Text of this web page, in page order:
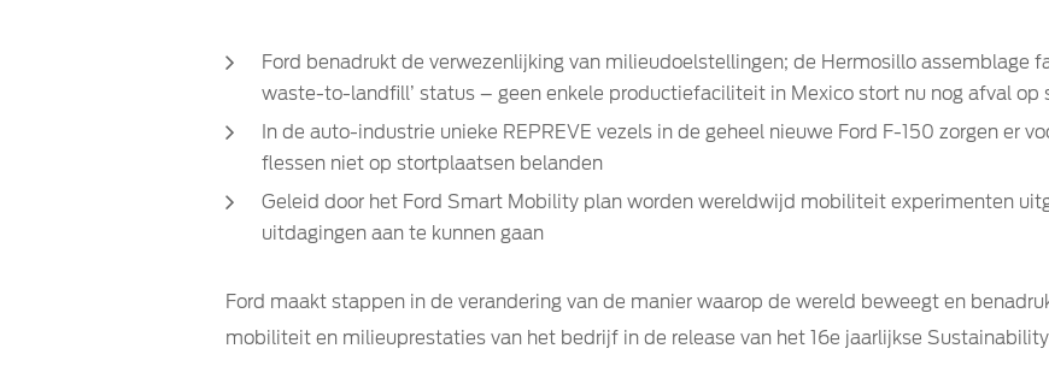
Ford benadrukt de verwezenlijking van milieudoelstellingen; de Hermosillo assemblage
waste-to-landfill’ status – geen enkele productiefaciliteit in Mexico stort nu nog afval op
In de auto-industrie unieke REPREVE vezels in de geheel nieuwe Ford F-150 zorgen er
flessen niet op stortplaatsen belanden
Geleid door het Ford Smart Mobility plan worden wereldwijd mobiliteit experimenten
uitdagingen aan te kunnen gaan
Ford maakt stappen in de verandering van de manier waarop de wereld beweegt en
mobiliteit en milieuprestaties van het bedrijf in de release van het 16e jaarlijkse